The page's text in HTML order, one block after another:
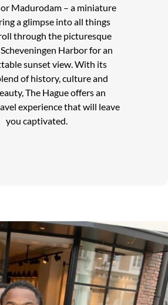
Madurodam – a miniature
a glimpse into all things
through the picturesque
Harbor for an
sunset view. With its
of history, culture and
The Hague offers an
experience that will leave
you captivated.